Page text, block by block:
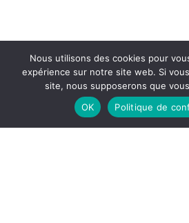
Nous utilisons des cookies pour
expérience sur notre site web. Si
site, nous supposerons que
OK
Politique de